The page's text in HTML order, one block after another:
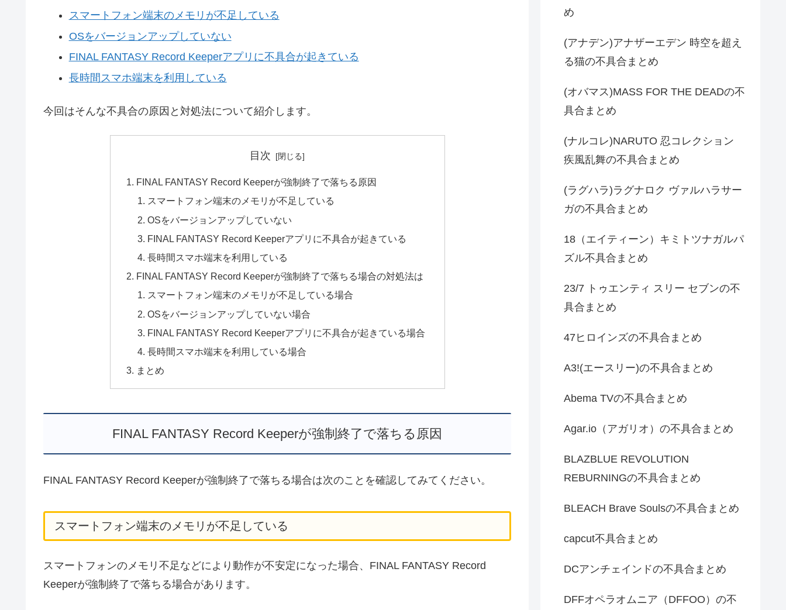
スマートフォン端末のメモリが不足している
OSをバージョンアップしていない
FINAL FANTASY Record Keeperアプリに不具合が起きている
長時間スマホ端末を利用している
今回はそんな不具合の原因と対処法について紹介します。
目次
FINAL FANTASY Record Keeperが強制終了で落ちる原因
スマートフォン端末のメモリが不足している
OSをバージョンアップしていない
FINAL FANTASY Record Keeperアプリに不具合が起きている
長時間スマホ端末を利用している
FINAL FANTASY Record Keeperが強制終了で落ちる場合の対処法は
スマートフォン端末のメモリが不足している場合
OSをバージョンアップしていない場合
FINAL FANTASY Record Keeperアプリに不具合が起きている場合
長時間スマホ端末を利用している場合
まとめ
FINAL FANTASY Record Keeperが強制終了で落ちる原因
FINAL FANTASY Record Keeperが強制終了で落ちる場合は次のことを確認してみてください。
スマートフォン端末のメモリが不足している
スマートフォンのメモリ不足などにより動作が不安定になった場合、FINAL FANTASY Record
Keeperが強制終了で落ちる場合があります。
め
(アナデン)アナザーエデン 時空を超え
る猫の不具合まとめ
(オバマス)MASS FOR THE DEADの不
具合まとめ
(ナルコレ)NARUTO 忍コレクション
疾風乱舞の不具合まとめ
(ラグハラ)ラグナロク ヴァルハラサー
ガの不具合まとめ
18（エイティーン）キミトツナガルパ
ズル不具合まとめ
23/7 トゥエンティ スリー セブンの不
具合まとめ
47ヒロインズの不具合まとめ
A3!(エースリー)の不具合まとめ
Abema TVの不具合まとめ
Agar.io（アガリオ）の不具合まとめ
BLAZBLUE REVOLUTION
REBURNINGの不具合まとめ
BLEACH Brave Soulsの不具合まとめ
capcut不具合まとめ
DCアンチェインドの不具合まとめ
DFFオペラオムニア（DFFOO）の不